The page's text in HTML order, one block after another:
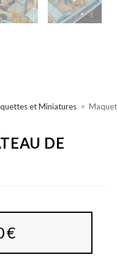
et Miniatures >
DE
€